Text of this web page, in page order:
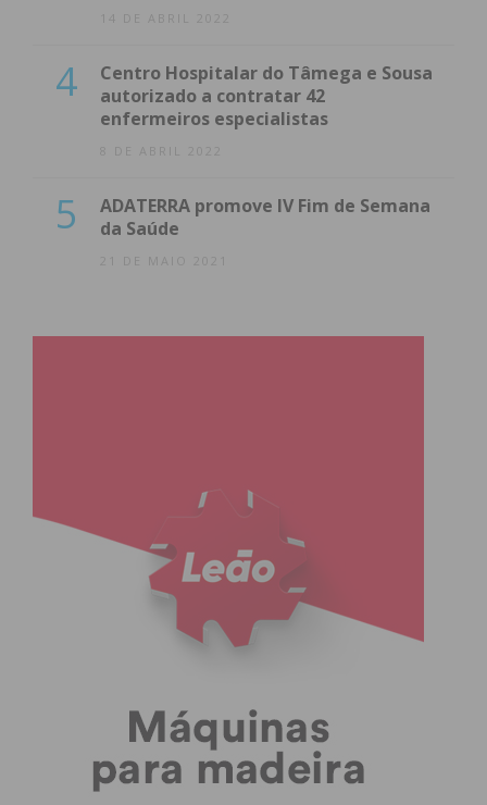
14 DE ABRIL 2022
4
Centro Hospitalar do Tâmega e Sousa
autorizado a contratar 42
enfermeiros especialistas
8 DE ABRIL 2022
5
ADATERRA promove IV Fim de Semana
da Saúde
21 DE MAIO 2021